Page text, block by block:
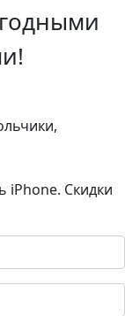
iPhone. Скидки